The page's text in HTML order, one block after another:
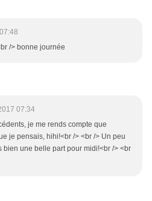
/> bonne journée
07:34
je me rends compte que
je pensais, hihi!<br /> <br /> Un peu
bien une belle part pour midi!<br /> <br